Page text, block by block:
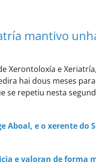
mantivo
Xerontoloxía e
hai dous meses
se repetiu nesta
e o xerente do
e valoran de forma